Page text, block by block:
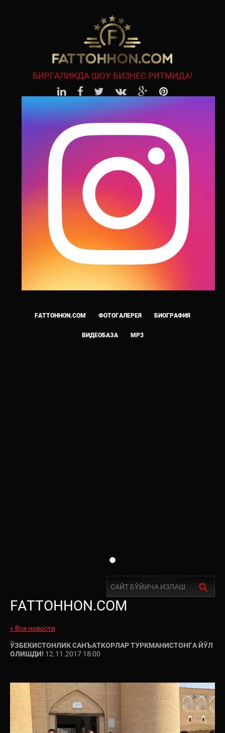
БИРГАЛИКДА ШОУ БИЗНЕС РИТМИДА!
FATTOHHON.COM ФОТОГАЛЕРЕЯ БИОГРАФИЯ
ВИДЕОБАЗА MP3
FATTOHHON.COM
« Все новости
ЎЗБЕКИСТОНЛИК САНЪАТКОРЛАР ТУРКМАНИСТОНГА ЙЎЛ
ОЛИШДИ! 12.11.2017 18:00